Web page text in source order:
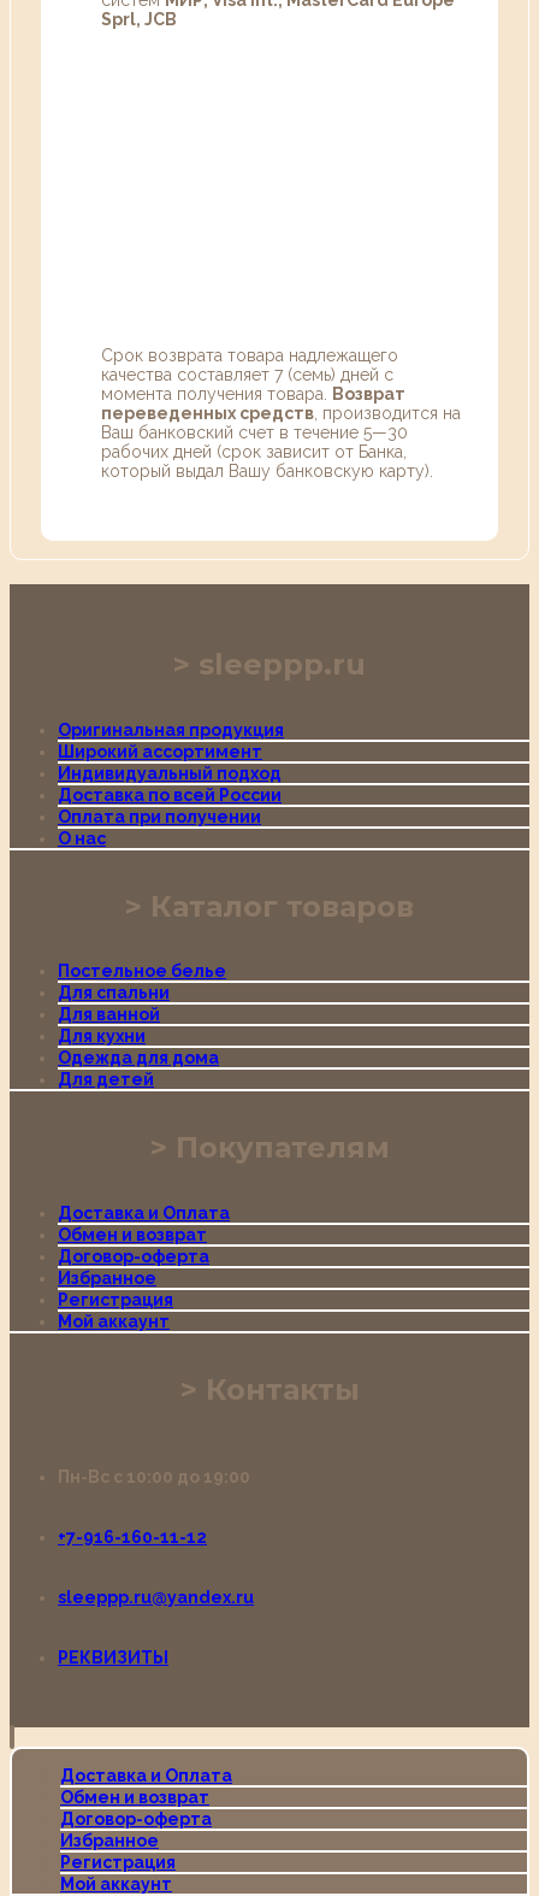
Sprl, JCB
Срок возврата товара надлежащего
качества составляет 7 (семь) дней с
момента получения товара.
Возврат
переведенных средств , производится на
Ваш банковский счет в течение 5—30
рабочих дней (срок зависит от Банка,
который выдал Вашу банковскую карту).
sleeppp.ru
Оригинальная продукция
Широкий ассортимент
Индивидуальный подход
Доставка по всей России
Оплата при получении
О нас
Каталог товаров
Постельное белье
Для спальни
Для ванной
Для кухни
Одежда для дома
Для детей
Покупателям
Доставка и Оплата
Обмен и возврат
Договор-оферта
Избранное
Регистрация
Мой аккаунт
Контакты
Пн-Вс с 10:00 до 19:00
+7-916-160-11-12
sleeppp.ru@yandex.ru
РЕКВИЗИТЫ
Доставка и Оплата
Обмен и возврат
Договор-оферта
Избранное
Регистрация
Мой аккаунт